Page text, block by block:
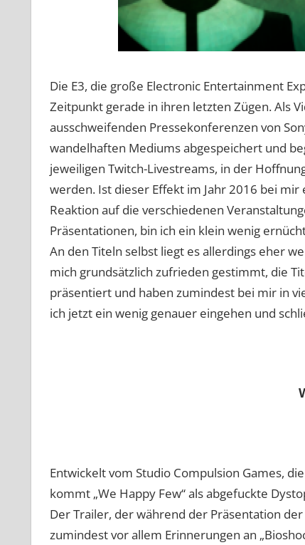
Die E3, die große Electronic Entertainment
Zeitpunkt gerade in ihren letzten Zügen. Als
ausschweifenden Pressekonferenzen von
wandelhaften Mediums abgespeichert und
jeweiligen Twitch-Livestreams, in der
werden. Ist dieser Effekt im Jahr 2016 bei
Reaktion auf die verschiedenen
Präsentationen, bin ich ein klein wenig
An den Titeln selbst liegt es allerdings eher
mich grundsätzlich zufrieden gestimmt, die
präsentiert und haben zumindest bei mir in
ich jetzt ein wenig genauer eingehen und
Entwickelt vom Studio Compulsion Games,
kommt „We Happy Few“ als abgefuckte
Der Trailer, der während der Präsentation
zumindest vor allem Erinnerungen an